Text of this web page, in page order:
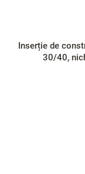
Inserție de
30/40,